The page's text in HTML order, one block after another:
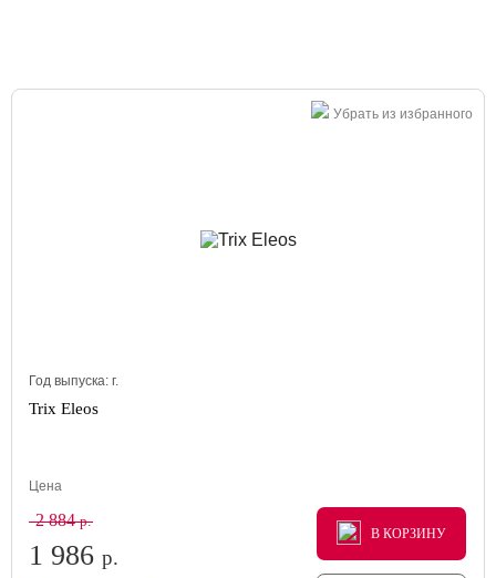
Убрать из избранного
Год выпуска: г.
Trix Eleos
Цена
2 884р.
1 986 р.
В КОРЗИНУ
В КОРЗИНУ
В КОРЗИНУ